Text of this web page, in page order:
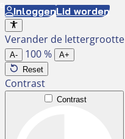
Ga
naar
de
inhoud
InloggenLid worden
Verander de lettergrootte
A- 100%
A+
Reset
Contrast
Contrast